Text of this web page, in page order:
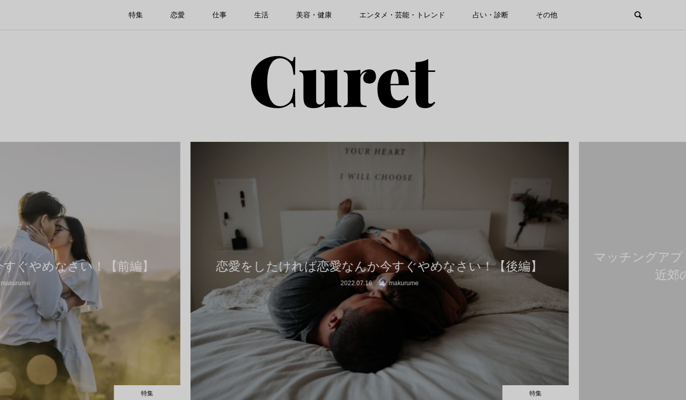
特集 恋愛 仕事 生活 美容・健康 エンタメ・芸能・トレンド 占い・診断 その他
なさい！【前編】
特集
恋愛をしたければ恋愛なんか今すぐやめなさい！【後編】
makurume
マッチングアプリで
近郊のお